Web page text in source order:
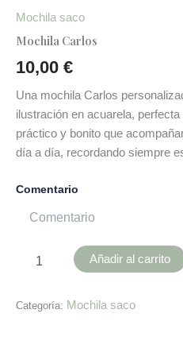
Mochila saco
Mochila Carlos
10,00 €
Una mochila Carlos
ilustración en acuarela,
práctico y bonito que
día a día, recordando siempre
Comentario
Añadir al carrito
Categoría: Mochila saco